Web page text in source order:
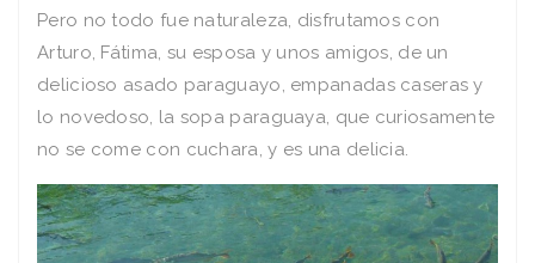
Pero no todo fue naturaleza, disfrutamos con
Arturo, Fátima, su esposa y unos amigos, de un
delicioso asado paraguayo, empanadas caseras y
lo novedoso, la sopa paraguaya, que curiosamente
no se come con cuchara, y es una delicia.